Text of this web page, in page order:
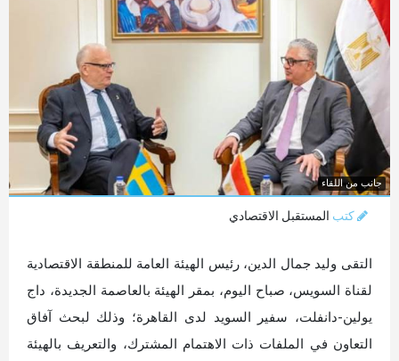
جانب من اللقاء
كتب المستقبل الاقتصادي
التقى وليد جمال الدين، رئيس الهيئة العامة للمنطقة الاقتصادية
لقناة السويس، صباح اليوم، بمقر الهيئة بالعاصمة الجديدة، داج
يولين-دانفلت، سفير السويد لدى القاهرة؛ وذلك لبحث آفاق
التعاون في الملفات ذات الاهتمام المشترك، والتعريف بالهيئة